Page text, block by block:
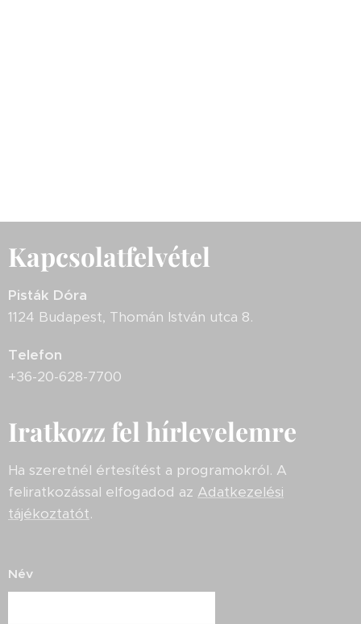
Kapcsolatfelvétel
Pisták Dóra
1124 Budapest, Thomán István utca 8.
Telefon
+36-20-628-7700
Iratkozz fel hírlevelemre
Ha szeretnél értesítést a programokról. A
feliratkozással elfogadod az Adatkezelési
tájékoztatót.
Név